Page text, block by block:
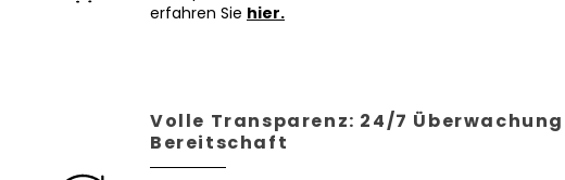
erfahren Sie hier.
Volle Transparenz: 24/7
Bereitschaft